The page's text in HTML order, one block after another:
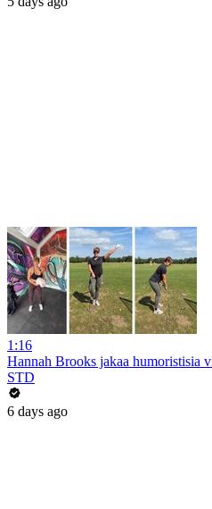
1:16
Hannah Brooks jakaa humoristisia
STD
6 days ago